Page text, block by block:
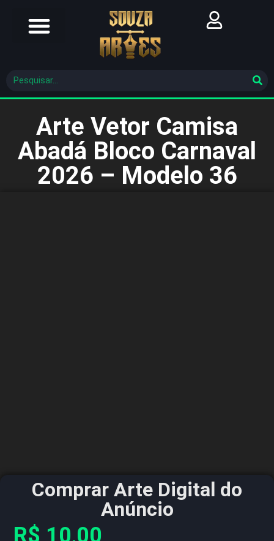
Arte Vetor Camisa
Abadá Bloco Carnaval
2026 – Modelo 36
Comprar Arte Digital do
Anúncio
R$ 10,00